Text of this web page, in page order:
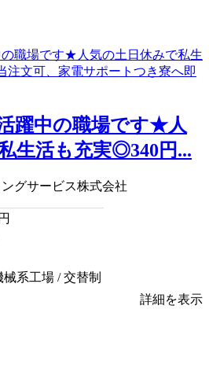
躍中の職場です★人
生活も充実◎340円...
グサービス株式会社
円
系工場 / 交替制
詳細を表示